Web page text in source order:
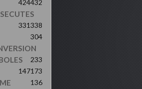
432
424
338
331
304
233
173
147
136